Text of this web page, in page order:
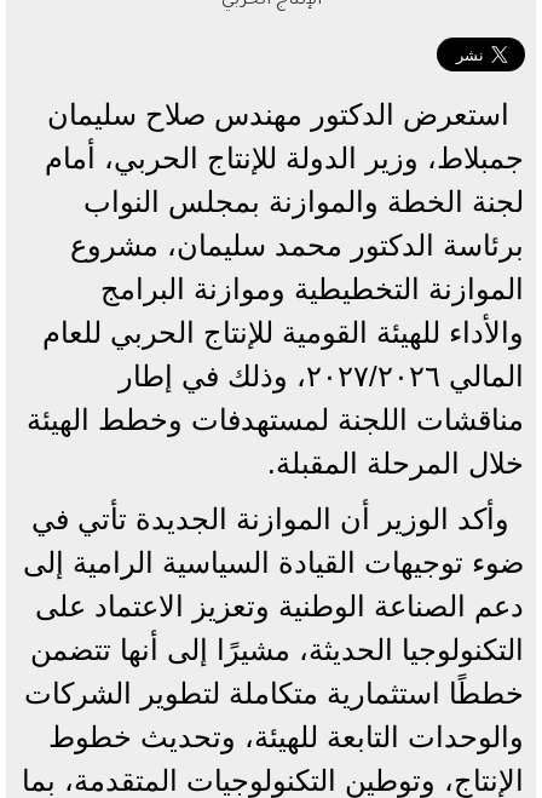
استعرض الدكتور مهندس صلاح سليمان
جمبلاط، وزير الدولة للإنتاج الحربي، أمام
لجنة الخطة والموازنة بمجلس النواب
برئاسة الدكتور محمد سليمان، مشروع
الموازنة التخطيطية وموازنة البرامج
والأداء للهيئة القومية للإنتاج الحربي للعام
المالي ۲۰٢٧/٢٠٢٦، وذلك في إطار
مناقشات اللجنة لمستهدفات وخطط الهيئة
خلال المرحلة المقبلة.
وأكد الوزير أن الموازنة الجديدة تأتي في
ضوء توجيهات القيادة السياسية الرامية إلى
دعم الصناعة الوطنية وتعزيز الاعتماد على
التكنولوجيا الحديثة، مشيرًا إلى أنها تتضمن
خططًا استثمارية متكاملة لتطوير الشركات
والوحدات التابعة للهيئة، وتحديث خطوط
الإنتاج، وتوطين التكنولوجيات المتقدمة، بما